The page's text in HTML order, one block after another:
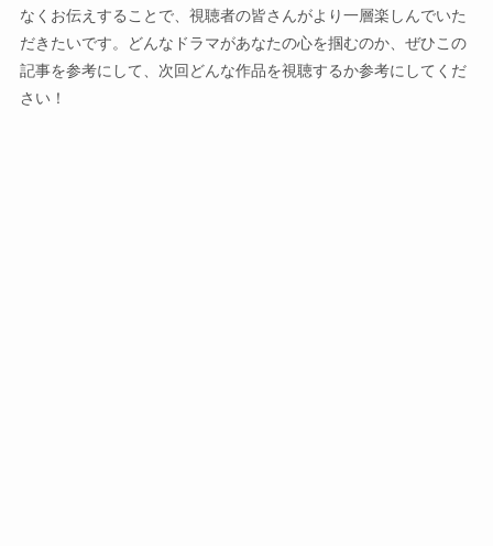
なくお伝えすることで、視聴者の皆さんがより一層楽しんでいた
だきたいです。どんなドラマがあなたの心を掴むのか、ぜひこの
記事を参考にして、次回どんな作品を視聴するか参考にしてくだ
さい！